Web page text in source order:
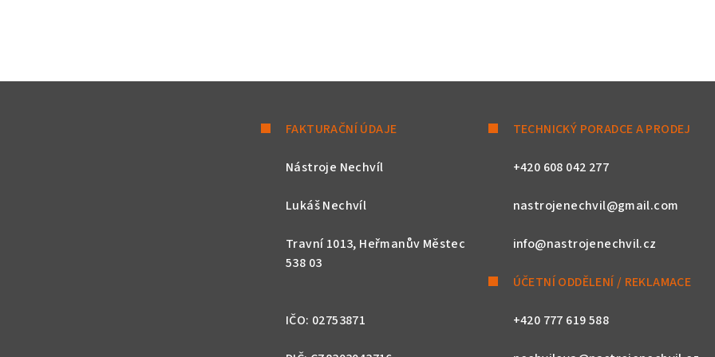
FAKTURAČNÍ ÚDAJE
Nástroje Nechvíl
Lukáš Nechvíl
Travní 1013, Heřmanův Městec
538 03
IČO: 02753871
TECHNICKÝ PORADCE A PRODEJ
+420 608 042 277
nastrojenechvil@gmail.com
info@nastrojenechvil.cz
ÚČETNÍ ODDĚLENÍ / REKLAMACE
+420 777 619 588